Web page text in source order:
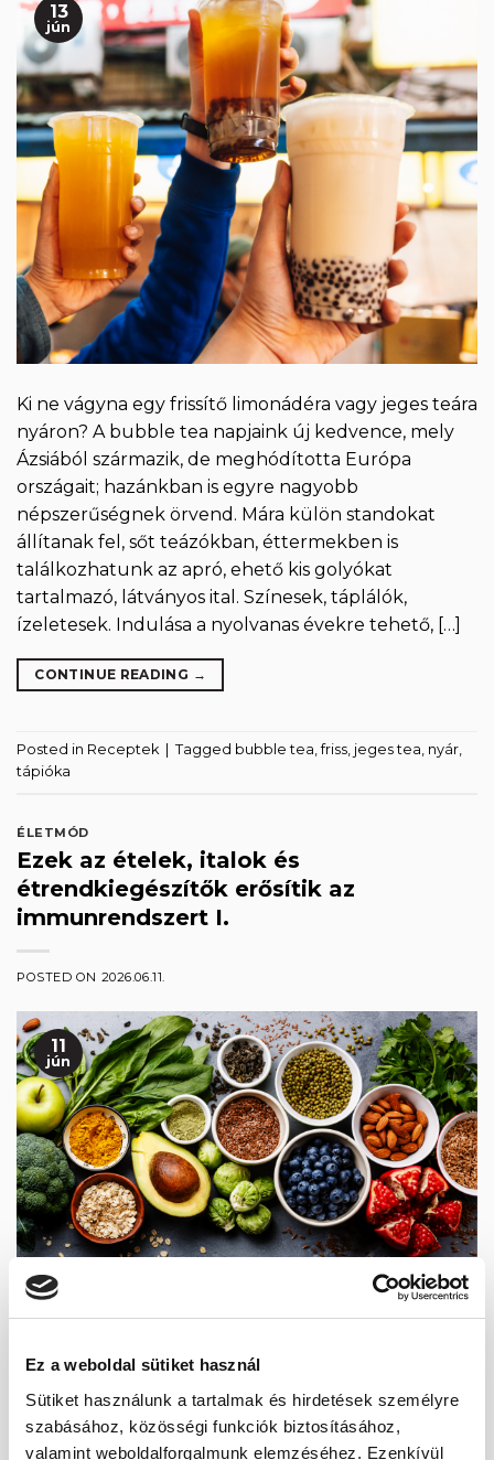
Ez a weboldal sütiket használ
Sütiket használunk a tartalmak és hirdetések személyre
szabásához, közösségi funkciók biztosításához,
valamint weboldalforgalmunk elemzéséhez. Ezenkívül
13
jún
Ki ne vágyna egy frissítő limonádéra vagy jeges teára
nyáron? A bubble tea napjaink új kedvence, mely
Ázsiából származik, de meghódította Európa
országait; hazánkban is egyre nagyobb
népszerűségnek örvend. Mára külön standokat
állítanak fel, sőt teázókban, éttermekben is
találkozhatunk az apró, ehető kis golyókat
tartalmazó, látványos ital. Színesek, táplálók,
ízeletesek. Indulása a nyolvanas évekre tehető, […]
CONTINUE READING →
Posted in Receptek Tagged bubble tea,friss, jeges tea, nyár,
tápióka
ÉLETMÓD
Ezek az ételek, italok és
étrendkiegészítők erősítik az
immunrendszert I.
POSTED ON 2026.06.11.
11
jún
a megfelelő módon működjön. Ha nem csak finom,
de egészséges ételeket, italokat és különböző
táplálék-/étrendkiegészítőket viszünk
étkezésünkbe, a betegségek ritkábban, kevésbé